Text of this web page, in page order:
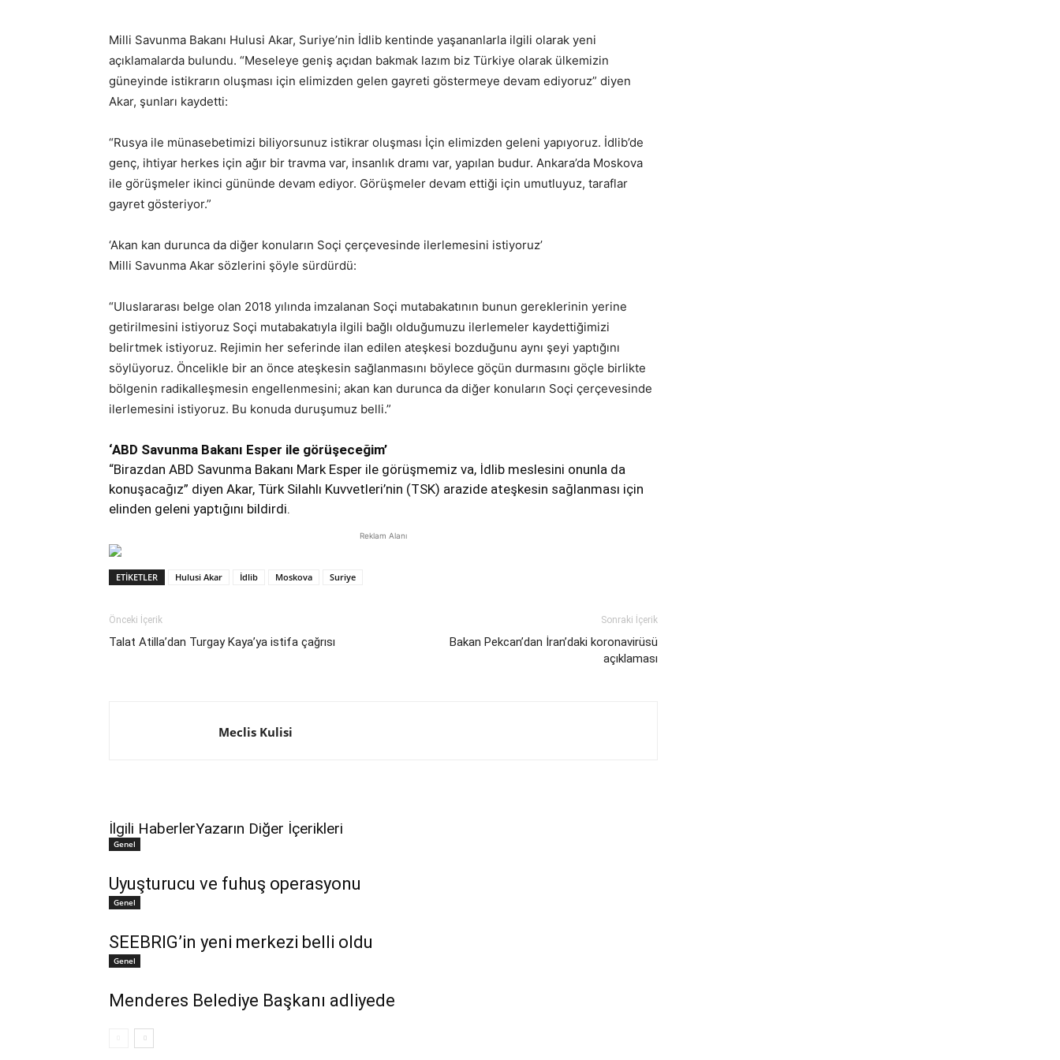
Milli Savunma Bakanı Hulusi Akar, Suriye’nin İdlib kentinde yaşananlarla ilgili olarak yeni
açıklamalarda bulundu. “Meseleye geniş açıdan bakmak lazım biz Türkiye olarak ülkemizin
güneyinde istikrarın oluşması için elimizden gelen gayreti göstermeye devam ediyoruz” diyen
Akar, şunları kaydetti:
“Rusya ile münasebetimizi biliyorsunuz istikrar oluşması İçin elimizden geleni yapıyoruz. İdlib’de
genç, ihtiyar herkes için ağır bir travma var, insanlık dramı var, yapılan budur. Ankara’da Moskova
ile görüşmeler ikinci gününde devam ediyor. Görüşmeler devam ettiği için umutluyuz, taraflar
gayret gösteriyor.”
‘Akan kan durunca da diğer konuların Soçi çerçevesinde ilerlemesini istiyoruz’
Milli Savunma Akar sözlerini şöyle sürdürdü:
“Uluslararası belge olan 2018 yılında imzalanan Soçi mutabakatının bunun gereklerinin yerine
getirilmesini istiyoruz Soçi mutabakatıyla ilgili bağlı olduğumuzu ilerlemeler kaydettiğimizi
belirtmek istiyoruz. Rejimin her seferinde ilan edilen ateşkesi bozduğunu aynı şeyi yaptığını
söylüyoruz. Öncelikle bir an önce ateşkesin sağlanmasını böylece göçün durmasını göçle birlikte
bölgenin radikalleşmesin engellenmesini; akan kan durunca da diğer konuların Soçi çerçevesinde
ilerlemesini istiyoruz. Bu konuda duruşumuz belli.”
‘ABD Savunma Bakanı Esper ile görüşeceğim’
“Birazdan ABD Savunma Bakanı Mark Esper ile görüşmemiz va, İdlib meslesini onunla da
konuşacağız” diyen Akar, Türk Silahlı Kuvvetleri’nin (TSK) arazide ateşkesin sağlanması için
elinden geleni yaptığını bildirdi.
Reklam Alanı
ETIKETLER Hulusi Akar İdlib Moskova Suriye
Önceki İçerik
Talat Atilla’dan Turgay Kaya’ya istifa çağrısı
Sonraki İçerik
Bakan Pekcan’dan İran’daki koronavirüsü
açıklaması
Meclis Kulisi
İlgili HaberlerYazarın Diğer İçerikleri
Genel
Uyuşturucu ve fuhuş operasyonu
Genel
SEEBRIG’in yeni merkezi belli oldu
Genel
Menderes Belediye Başkanı adliyede